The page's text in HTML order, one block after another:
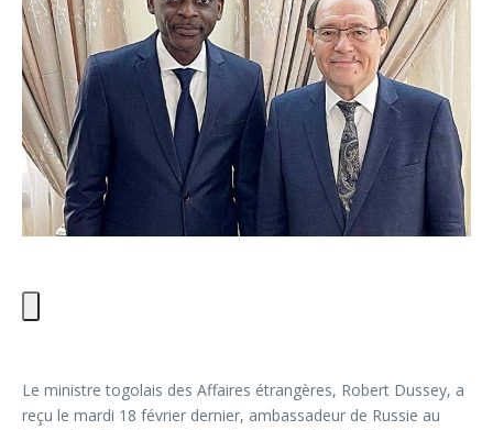
Le ministre togolais des Affaires étrangères, Robert Dussey, a
reçu le mardi 18 février dernier, ambassadeur de Russie au